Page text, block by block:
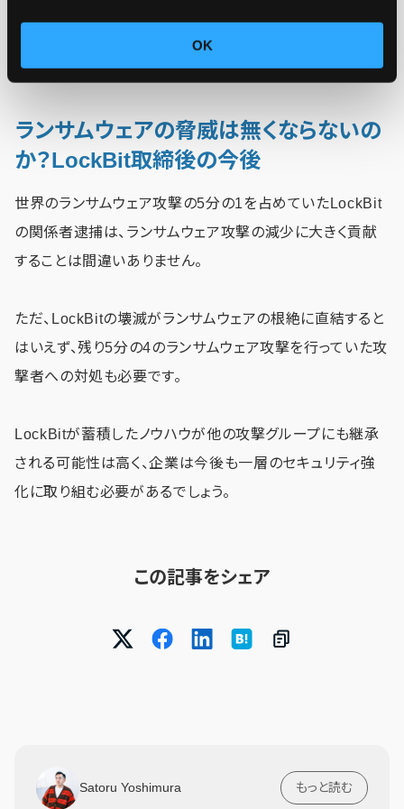
OK
システムを採用する可能性は否定できません。
ランサムウェアの脅威は無くならないの
か？LockBit取締後の今後
世界のランサムウェア攻撃の5分の1を占めていたLockBit
の関係者逮捕は、ランサムウェア攻撃の減少に大きく貢献
することは間違いありません。
ただ、LockBitの壊滅がランサムウェアの根絶に直結すると
はいえず、残り5分の4のランサムウェア攻撃を行っていた攻
撃者への対処も必要です。
LockBitが蓄積したノウハウが他の攻撃グループにも継承
される可能性は高く、企業は今後も一層のセキュリティ強
化に取り組む必要があるでしょう。
この記事をシェア
Satoru Yoshimura もっと読む